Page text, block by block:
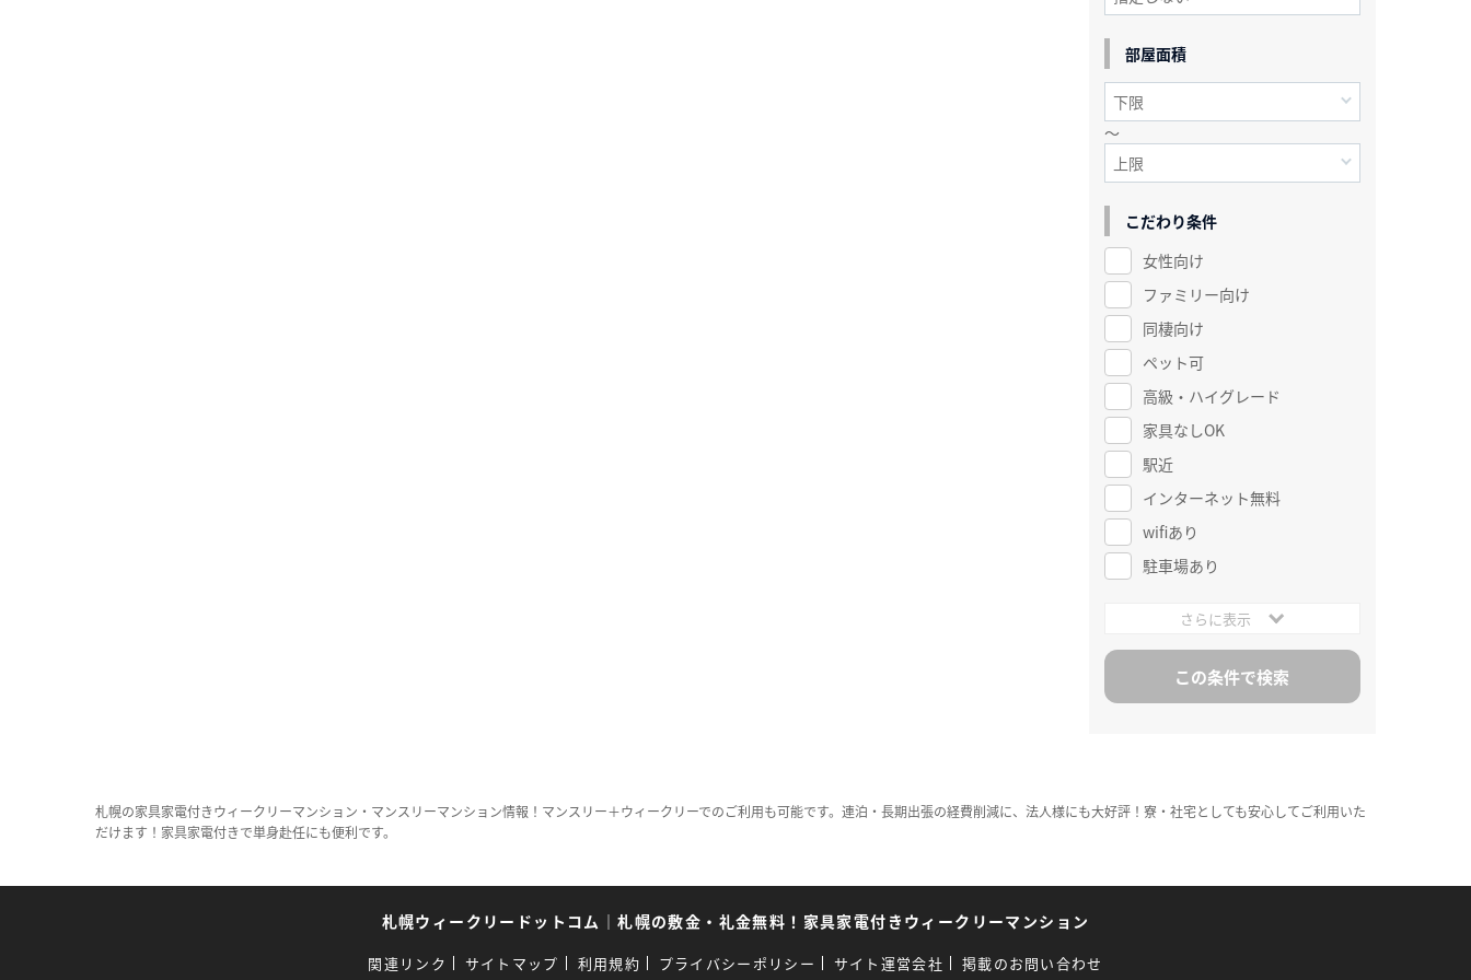
部屋面積
～
こだわり条件
女性向け
ファミリー向け
同棲向け
ペット可
高級・ハイグレード
家具なしOK
駅近
インターネット無料
wifiあり
駐車場あり
さらに表示
札幌の家具家電付きウィークリーマンション・マンスリーマンション情報！マンスリー＋ウィークリーでのご利用も可能です。連泊・長期出張の経費削減に、法人様にも大好評！寮・社宅としても安心してご利用いた
だけます！家具家電付きで単身赴任にも便利です。
札幌ウィークリードットコム ｜札幌の敷金・礼金無料！家具家電付きウィークリーマンション
関連リンク サイトマップ 利用規約 プライバシーポリシー サイト運営会社 掲載のお問い合わせ